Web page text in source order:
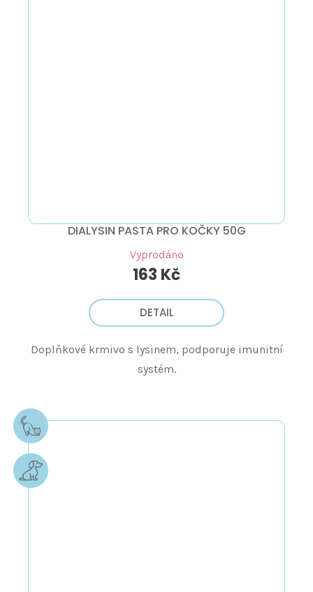
DIALYSIN PASTA PRO KOČKY 50G
Vyprodáno
163 Kč
DETAIL
Doplňkové krmivo s lysinem, podporuje imunitní
systém.